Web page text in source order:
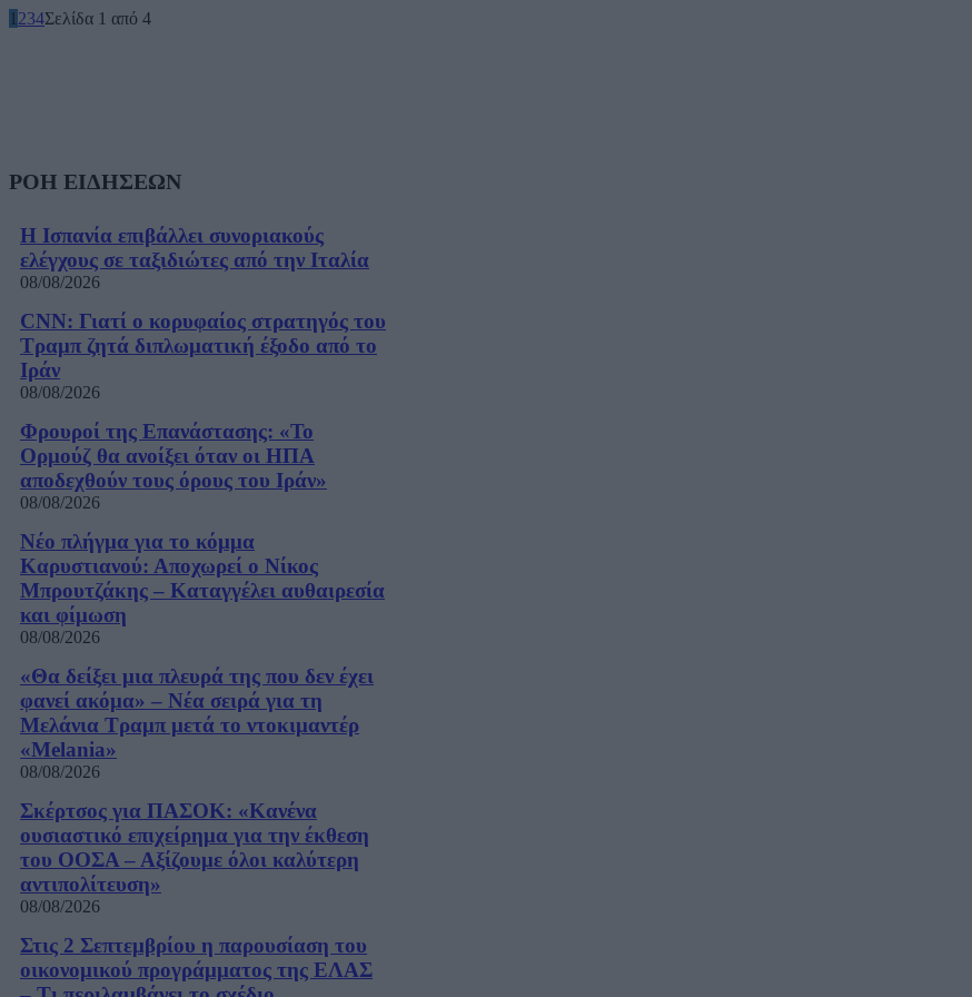
1 234Σελίδα 1 από 4
ΡΟΗ ΕΙΔΗΣΕΩΝ
Η Ισπανία επιβάλλει συνοριακούς
ελέγχους σε ταξιδιώτες από την Ιταλία
08/08/2026
CNN: Γιατί ο κορυφαίος στρατηγός του
Τραμπ ζητά διπλωματική έξοδο από το
Ιράν
08/08/2026
Φρουροί της Επανάστασης: «Το
Ορμούζ θα ανοίξει όταν οι ΗΠΑ
αποδεχθούν τους όρους του Ιράν»
08/08/2026
Νέο πλήγμα για το κόμμα
Καρυστιανού: Αποχωρεί ο Νίκος
Μπρουτζάκης – Καταγγέλει αυθαιρεσία
και φίμωση
08/08/2026
«Θα δείξει μια πλευρά της που δεν έχει
φανεί ακόμα» – Νέα σειρά για τη
Μελάνια Τραμπ μετά το ντοκιμαντέρ
«Melania»
08/08/2026
Σκέρτσος για ΠΑΣΟΚ: «Κανένα
ουσιαστικό επιχείρημα για την έκθεση
του ΟΟΣΑ – Αξίζουμε όλοι καλύτερη
αντιπολίτευση»
08/08/2026
Στις 2 Σεπτεμβρίου η παρουσίαση του
οικονομικού προγράμματος της ΕΛΑΣ